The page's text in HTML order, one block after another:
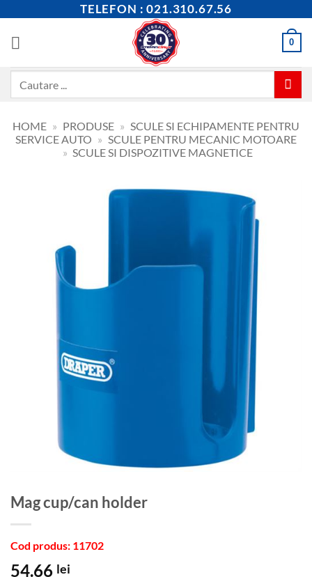
content
TELEFON : 021.310.67.56
0
HOME » PRODUSE » SCULE SI ECHIPAMENTE PENTRU
SERVICE AUTO » SCULE PENTRU MECANIC MOTOARE
» SCULE SI DISPOZITIVE MAGNETICE
Mag cup/can holder
Cod produs: 11702
54.66 lei